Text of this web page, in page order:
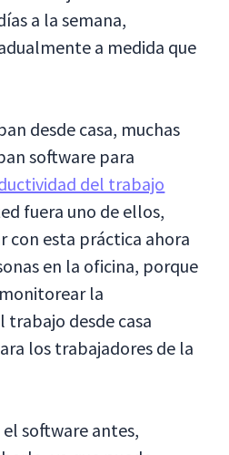
a la semana,
a medida que
desde casa, muchas
software para
del trabajo
fuera uno de ellos,
con esta práctica ahora
en la oficina, porque
la
desde casa
los trabajadores de la
software antes,